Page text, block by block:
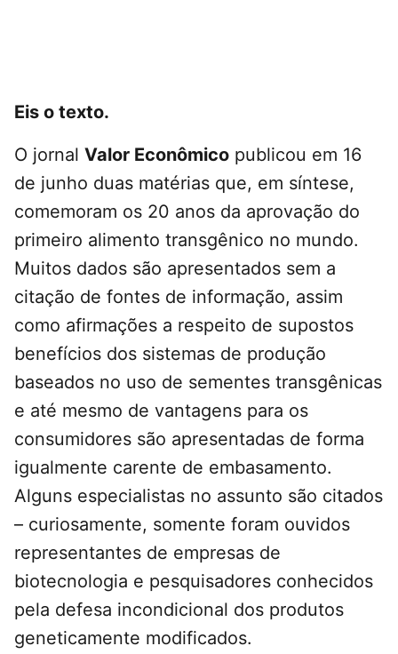
Eis o texto.
O jornal Valor Econômico publicou em 16
de junho duas matérias que, em síntese,
comemoram os 20 anos da aprovação do
primeiro alimento transgênico no mundo.
Muitos dados são apresentados sem a
citação de fontes de informação, assim
como afirmações a respeito de supostos
benefícios dos sistemas de produção
baseados no uso de sementes transgênicas
e até mesmo de vantagens para os
consumidores são apresentadas de forma
igualmente carente de embasamento.
Alguns especialistas no assunto são citados
– curiosamente, somente foram ouvidos
representantes de empresas de
biotecnologia e pesquisadores conhecidos
pela defesa incondicional dos produtos
geneticamente modificados.